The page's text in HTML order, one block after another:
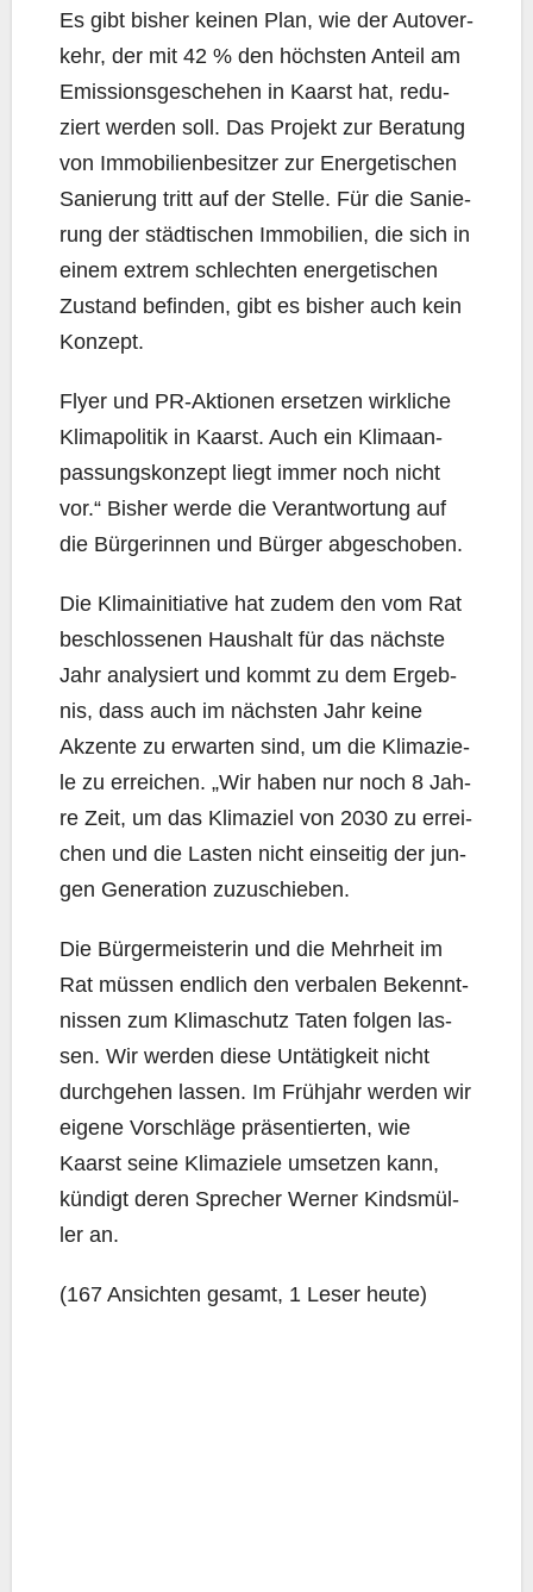
Es gibt bis­her kei­nen Plan, wie der Auto­ver­
kehr, der mit 42 % den höchs­ten Anteil am
Emis­si­ons­ge­sche­hen in Kaarst hat, redu­
ziert wer­den soll. Das Pro­jekt zur Bera­tung
von Immo­bi­li­en­be­sit­zer zur Ener­ge­ti­schen
Sanie­rung tritt auf der Stel­le. Für die Sanie­
rung der städ­ti­schen Immo­bi­li­en, die sich in
einem extrem schlech­ten ener­ge­ti­schen
Zustand befin­den, gibt es bis­her auch kein
Konzept.
Fly­er und PR-Aktio­nen erset­zen wirk­li­che
Kli­ma­po­li­tik in Kaarst. Auch ein Kli­ma­an­
pas­sungs­kon­zept liegt immer noch nicht
vor.“ Bis­her wer­de die Ver­ant­wor­tung auf
die Bür­ge­rin­nen und Bür­ger abgeschoben.
Die Kli­ma­initia­ti­ve hat zudem den vom Rat
beschlos­se­nen Haus­halt für das nächs­te
Jahr ana­ly­siert und kommt zu dem Ergeb­
nis, dass auch im nächs­ten Jahr kei­ne
Akzen­te zu erwar­ten sind, um die Kli­ma­zie­
le zu errei­chen. „Wir haben nur noch 8 Jah­
re Zeit, um das Kli­ma­ziel von 2030 zu errei­
chen und die Las­ten nicht ein­sei­tig der jun­
gen Gene­ra­ti­on zuzuschieben.
Die Bür­ger­meis­te­rin und die Mehr­heit im
Rat müs­sen end­lich den ver­ba­len Bekennt­
nis­sen zum Kli­ma­schutz Taten fol­gen las­
sen. Wir wer­den die­se Untä­tig­keit nicht
durch­ge­hen las­sen. Im Früh­jahr wer­den wir
eige­ne Vor­schlä­ge prä­sen­tier­ten, wie
Kaarst sei­ne Kli­ma­zie­le umset­zen kann,
kün­digt deren Spre­cher Wer­ner Kinds­mül­
ler an.
(167 Ansich­ten gesamt, 1 Leser heute)